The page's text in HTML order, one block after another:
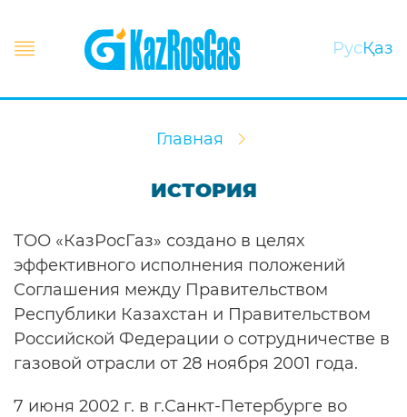
РусҚаз
Главная
ИСТОРИЯ
ТОО «КазРосГаз» создано в целях
эффективного исполнения положений
Соглашения между Правительством
Республики Казахстан и Правительством
Российской Федерации о сотрудничестве в
газовой отрасли от 28 ноября 2001 года.
7 июня 2002 г. в г.Санкт-Петербурге во